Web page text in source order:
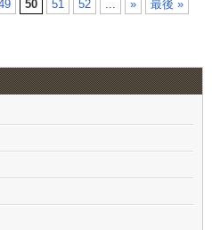
50 51 52 ... » 最後 »